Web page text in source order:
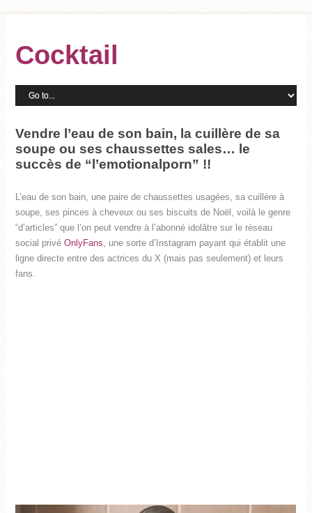
Cocktail
Vendre l’eau de son bain, la cuillère de sa
soupe ou ses chaussettes sales… le
succès de “l’emotionalporn” !!
L’eau de son bain, une paire de chaussettes usagées, sa cuillère à
soupe, ses pinces à cheveux ou ses biscuits de Noël, voilà le genre
“d’articles” que l’on peut vendre à l’abonné idolâtre sur le réseau
social privé OnlyFans, une sorte d’Instagram payant qui établit une
ligne directe entre des actrices du X (mais pas seulement) et leurs
fans.